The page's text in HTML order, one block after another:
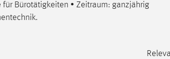
für Bürotätigkeiten • Zeitraum: ganzjährig